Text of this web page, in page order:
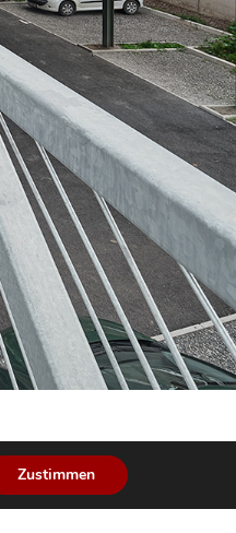
Zustimmen